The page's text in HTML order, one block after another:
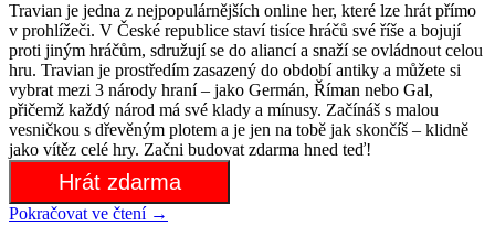
Travian je jedna z nejpopulárnějších online her, které lze hrát přímo
v prohlížeči. V České republice staví tisíce hráčů své říše a bojují
proti jiným hráčům, sdružují se do aliancí a snaží se ovládnout celou
hru. Travian je prostředím zasazený do období antiky a můžete si
vybrat mezi 3 národy hraní – jako Germán, Říman nebo Gal,
přičemž každý národ má své klady a mínusy. Začínáš s malou
vesničkou s dřevěným plotem a je jen na tobě jak skončíš – klidně
jako vítěz celé hry. Začni budovat zdarma hned teď!
Hrát zdarma
Pokračovat ve čtení →